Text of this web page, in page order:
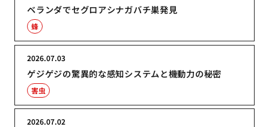
ベランダでセグロアシナガバチ巣発見
蜂
ゲジゲジの驚異的な感知システムと機動力の秘密
2026.07.03
害虫
2026.07.02